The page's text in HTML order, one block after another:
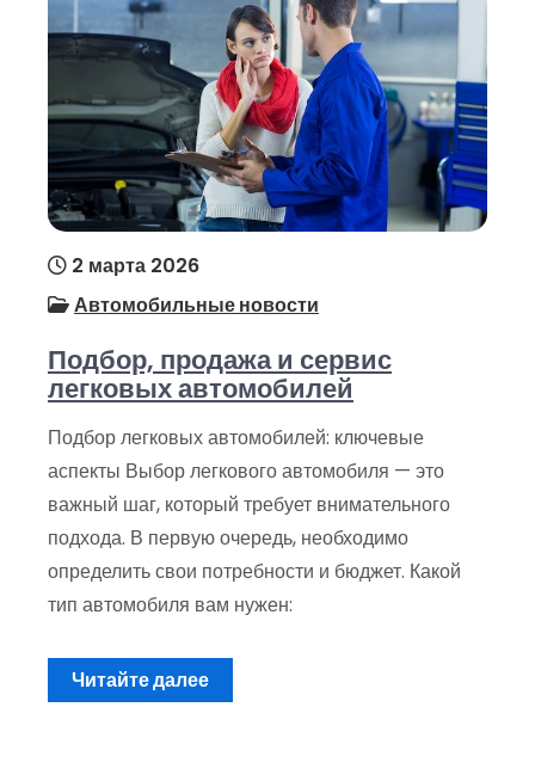
2 марта 2026
Автомобильные новости
Подбор, продажа и сервис
легковых автомобилей
Подбор легковых автомобилей: ключевые
аспекты Выбор легкового автомобиля — это
важный шаг, который требует внимательного
подхода. В первую очередь, необходимо
определить свои потребности и бюджет. Какой
тип автомобиля вам нужен:
Читайте далее